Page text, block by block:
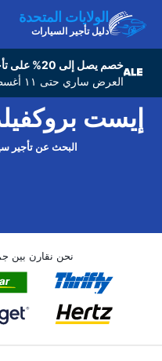
الولايات المتحدة
دليل تأجير السيارات
خصم يصل إلى 20% على تأجير السيارات في جميع أنحاء العالم
العرض ساري حتى ١١ أغسطس ٢٠٢٦ - استفد منه اليوم!
إيست
البحث عن تأجير
نحن نقارن بين